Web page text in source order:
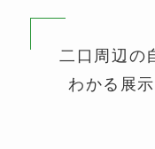
二口周辺の
わかる展